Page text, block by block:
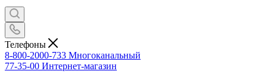
Телефоны
8-800-2000-733 Многоканальный
77-35-00 Интернет-магазин